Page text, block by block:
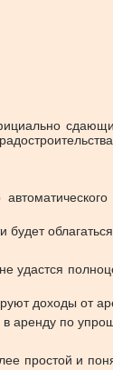
удастся
доходы от
аренду по
простой и